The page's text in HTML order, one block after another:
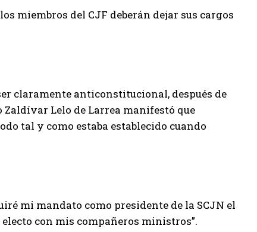
miembros del CJF deberán dejar sus cargos
claramente anticonstitucional, después de
Zaldívar Lelo de Larrea manifestó que
tal y como estaba establecido cuando
mi mandato como presidente de la SCJN el
con mis compañeros ministros”.